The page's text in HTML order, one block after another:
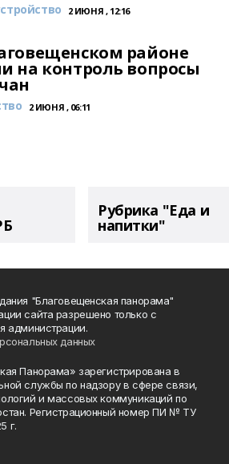
2 ИЮНЯ , 12:16
районе
на контроль вопросы
2 ИЮНЯ , 06:11
Рубрика "Еда и
напитки"
"Благовещенская панорама"
сайта разрешено только с
администрации.
данных
Панорама» зарегистрирована в
службы по надзору в сфере связи,
и массовых коммуникаций по
Регистрационный номер ПИ № ТУ
г.